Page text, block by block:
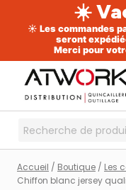
☀️
☀️ Les commandes
seront
Merci pour
contenu
Recherche
Accueil / Boutique / Les
Chiffon blanc jersey